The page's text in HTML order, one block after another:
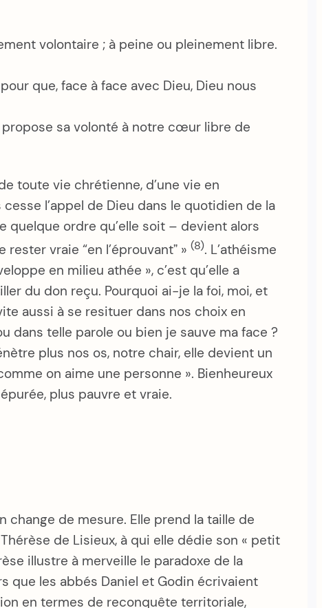
volontaire ; à peine ou pleinement libre.
que, face à face avec Dieu, Dieu nous
propose sa volonté à notre cœur libre de
toute vie chrétienne, d’une vie en
l’appel de Dieu dans le quotidien de la
quelque ordre qu’elle soit – devient alors
vraie “en l’éprouvantˮ »(8). L’athéisme
en milieu athée », c’est qu’elle a
du don reçu. Pourquoi ai-je la foi, moi, et
aussi à se resituer dans nos choix en
telle parole ou bien je sauve ma face ?
plus nos os, notre chair, elle devient un
on aime une personne ». Bienheureux
plus pauvre et vraie.
de mesure. Elle prend la taille de
de Lisieux, à qui elle dédie son « petit
illustre à merveille le paradoxe de la
que les abbés Daniel et Godin écrivaient
en termes de reconquête territoriale,